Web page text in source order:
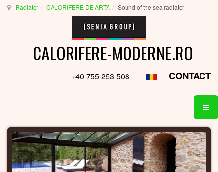
Radiator CALORIFERE DE ARTA Sound of the sea radiator
CALORIFERE-MODERNE.RO
+40 755 253 508 CONTACT